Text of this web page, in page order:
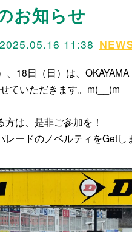
お知らせ
11:38
、18日（日）は、
ていただきます。m(__)m
方は、是非ご参加を！
レードのノベルティをGetし